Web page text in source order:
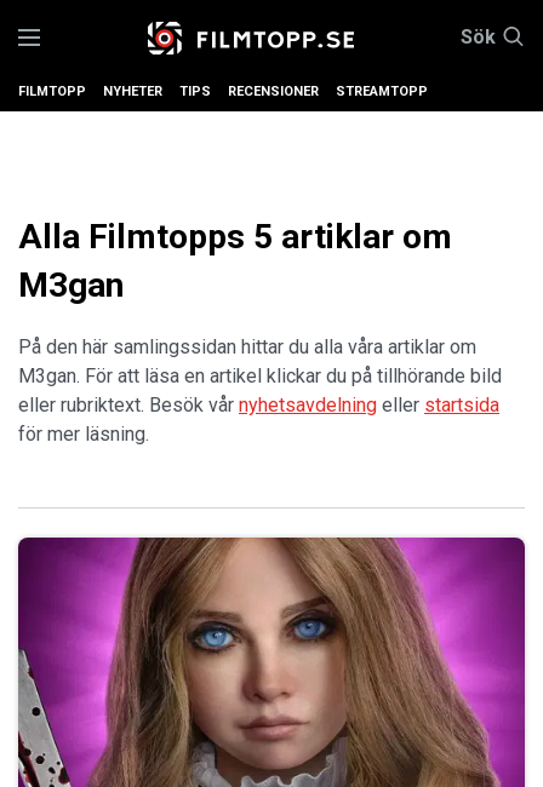
Sök
FILMTOPP NYHETER TIPS RECENSIONER STREAMTOPP
Alla Filmtopps 5 artiklar om
M3gan
På den här samlingssidan hittar du alla våra artiklar om
M3gan. För att läsa en artikel klickar du på tillhörande bild
eller rubriktext. Besök vår nyhetsavdelning eller startsida
för mer läsning.